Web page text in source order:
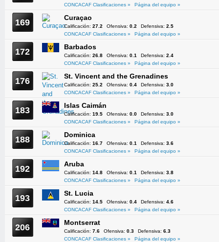
CONCACAF Clasificaciones »
Página del equipo »
169 Curaçao
Calificación: 27.2 Ofensiva: 0.2 Defensiva: 2.5
CONCACAF Clasificaciones »
Página del equipo »
172 Barbados
Calificación: 26.8 Ofensiva: 0.1 Defensiva: 2.4
CONCACAF Clasificaciones »
Página del equipo »
176 St. Vincent and the Grenadines
Calificación: 25.2 Ofensiva: 0.4 Defensiva: 3.0
CONCACAF Clasificaciones »
Página del equipo »
183 Islas Caimán
Calificación: 19.5 Ofensiva: 0.0 Defensiva: 3.0
CONCACAF Clasificaciones »
Página del equipo »
188 Dominica
Calificación: 16.7 Ofensiva: 0.1 Defensiva: 3.6
CONCACAF Clasificaciones »
Página del equipo »
192 Aruba
Calificación: 14.8 Ofensiva: 0.1 Defensiva: 3.8
CONCACAF Clasificaciones »
Página del equipo »
193 St. Lucia
Calificación: 14.5 Ofensiva: 0.4 Defensiva: 4.6
CONCACAF Clasificaciones »
Página del equipo »
206 Montserrat
Calificación: 7.6 Ofensiva: 0.3 Defensiva: 6.3
CONCACAF Clasificaciones »
Página del equipo »